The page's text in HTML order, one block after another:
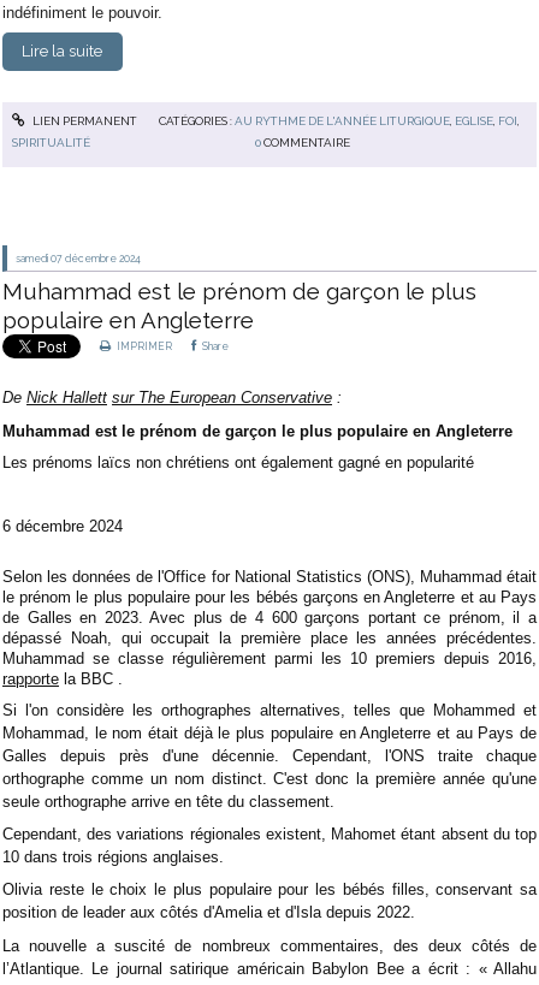
indéfiniment le pouvoir.
Lire la suite
LIEN PERMANENT CATÉGORIES :AU RYTHME DE L'ANNÉE LITURGIQUE, EGLISE, FOI
SPIRITUALITÉ
0 COMMENTAIRE
samedi 07 décembre 2024
Muhammad est le prénom de garçon le plus
populaire en Angleterre
IMPRIMER Share
De Nick Hallett sur The European Conservative :
Muhammad est le prénom de garçon le plus populaire en Angleterre
Les prénoms laïcs non chrétiens ont également gagné en popularité
6 décembre 2024
Selon les données de l'Office for National Statistics (ONS), Muhammad était
le prénom le plus populaire pour les bébés garçons en Angleterre et au Pays
de Galles en 2023. Avec plus de 4 600 garçons portant ce prénom, il a
dépassé Noah, qui occupait la première place les années précédentes.
Muhammad se classe régulièrement parmi les 10 premiers depuis 2016,
rapporte la BBC .
Si l'on considère les orthographes alternatives, telles que Mohammed et
Mohammad, le nom était déjà le plus populaire en Angleterre et au Pays de
Galles depuis près d'une décennie. Cependant, l'ONS traite chaque
orthographe comme un nom distinct. C'est donc la première année qu'une
seule orthographe arrive en tête du classement.
Cependant, des variations régionales existent, Mahomet étant absent du top
10 dans trois régions anglaises.
Olivia reste le choix le plus populaire pour les bébés filles, conservant sa
position de leader aux côtés d'Amelia et d'Isla depuis 2022.
La nouvelle a suscité de nombreux commentaires, des deux côtés de
l’Atlantique. Le journal satirique américain Babylon Bee a écrit : « Allahu